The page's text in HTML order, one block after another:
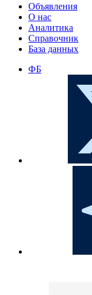
Объявления
О нас
Аналитика
Справочник
База данных
ФБ